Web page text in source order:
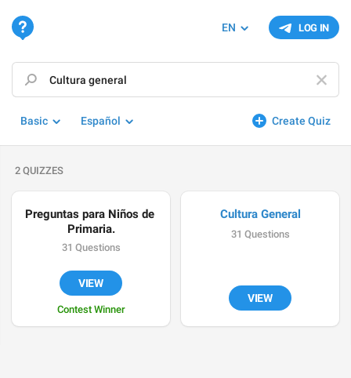
LOG IN
EN
Create Quiz
Basic Español
2 QUIZZES
Preguntas para Niños de
Primaria.
31 Questions
VIEW
Contest Winner
Cultura General
31 Questions
VIEW